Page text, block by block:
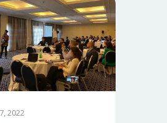
2022